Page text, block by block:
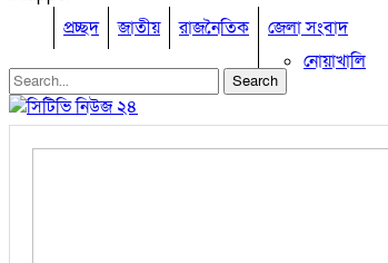
প্রচ্ছদ জাতীয় রাজনৈতিক
জেলা সংবাদ
নোয়াখালি